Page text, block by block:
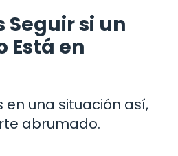
Seguir si un
Está en
en una situación así,
abrumado.